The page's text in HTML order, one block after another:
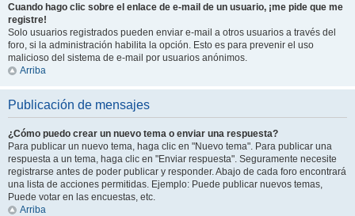
Cuando hago clic sobre el enlace de e-mail de un usuario, ¡me pide que me
registre!
Solo usuarios registrados pueden enviar e-mail a otros usuarios a través del
foro, si la administración habilita la opción. Esto es para prevenir el uso
malicioso del sistema de e-mail por usuarios anónimos.
Arriba
Publicación de mensajes
¿Cómo puedo crear un nuevo tema o enviar una respuesta?
Para publicar un nuevo tema, haga clic en "Nuevo tema". Para publicar una
respuesta a un tema, haga clic en "Enviar respuesta". Seguramente necesite
registrarse antes de poder publicar y responder. Abajo de cada foro encontrará
una lista de acciones permitidas. Ejemplo: Puede publicar nuevos temas,
Puede votar en las encuestas, etc.
Arriba